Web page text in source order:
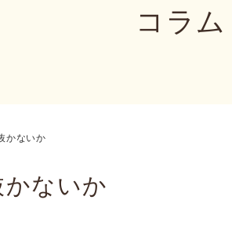
コラム
かないか
ないか